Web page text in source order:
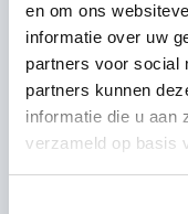
en om ons
informatie over uw
partners voor social
partners kunnen
informatie die u aan
verzameld op basis
WAB
aparte